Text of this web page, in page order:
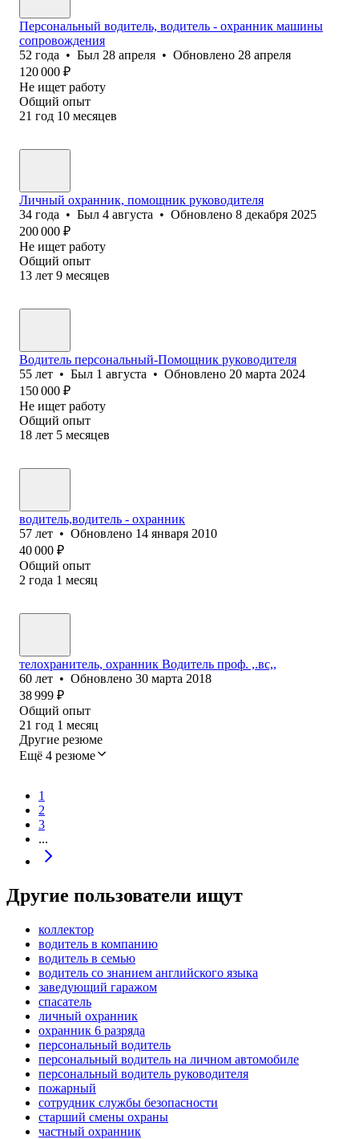
Персональный водитель, водитель - охранник машины
сопровождения
52 года • Был 28 апреля • Обновлено 28 апреля
120 000 ₽
Не ищет работу
Общий опыт
21 год 10 месяцев
Личный охранник, помощник руководителя
34 года • Был 4 августа • Обновлено 8 декабря 2025
200 000 ₽
Не ищет работу
Общий опыт
13 лет 9 месяцев
Водитель персональный-Помощник руководителя
55 лет • Был 1 августа • Обновлено 20 марта 2024
150 000 ₽
Не ищет работу
Общий опыт
18 лет 5 месяцев
водитель,водитель - охранник
57 лет • Обновлено 14 января 2010
40 000 ₽
Общий опыт
2 года 1 месяц
телохранитель, охранник Водитель проф. ,.вс,,
60 лет • Обновлено 30 марта 2018
38 999 ₽
Общий опыт
21 год 1 месяц
Другие резюме
Ещё 4 резюме
1
2
3
...
Другие пользователи ищут
коллектор
водитель в компанию
водитель в семью
водитель со знанием английского языка
заведующий гаражом
спасатель
личный охранник
охранник 6 разряда
персональный водитель
персональный водитель на личном автомобиле
персональный водитель руководителя
пожарный
сотрудник службы безопасности
старший смены охраны
частный охранник